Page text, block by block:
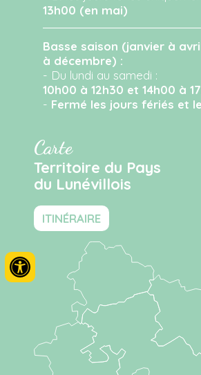
13h00 (en mai)
Basse saison (janvier à
à décembre) :
- Du lundi au samedi :
10h00 à 12h30 et 14h00 à
- Fermé les jours fériés et
Carte
Territoire du Pays
du Lunévillois
ITINÉRAIRE